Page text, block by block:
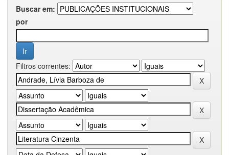
Buscar em:
por
Filtros correntes: